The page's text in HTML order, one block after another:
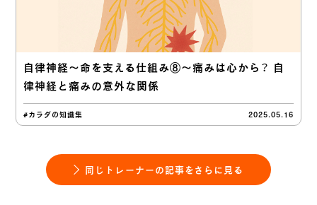
自律神経〜命を支える仕組み⑧〜痛みは心から？ 自
律神経と痛みの意外な関係
#カラダの知識集 2025.05.16
同じトレーナーの記事をさらに見る